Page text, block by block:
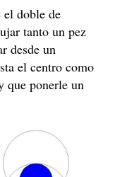
doble de
tanto un pez
desde un
el centro como
que ponerle un